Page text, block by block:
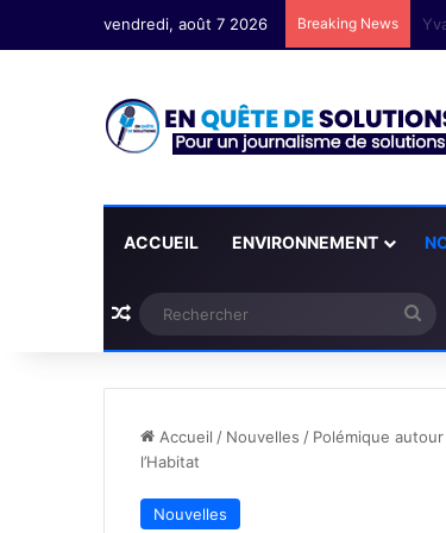
vendredi, août 7 2026 Breaking News
ACCUEIL ENVIRONNEMENT
Plus d'articles
Accueil / Nouvelles / Polémique
l’Habitat
Nouvelles